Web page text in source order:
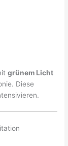
grünem Licht
Diese